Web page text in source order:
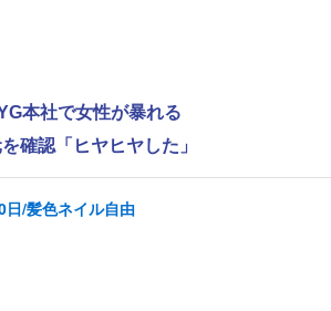
本社で女性が暴れる
確認「ヒヤヒヤした」
日/髪色ネイル自由